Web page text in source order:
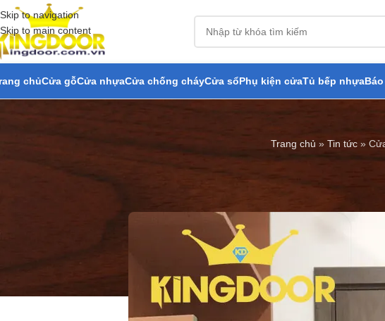
Skip to navigation
Skip to main content
chủCửa gỗCửa nhựaCửa chống cháyCửa sổPhụ kiện cửaTủ bếp nhựa
Trang chủ » Tin tức»
Cửa nhựa composite